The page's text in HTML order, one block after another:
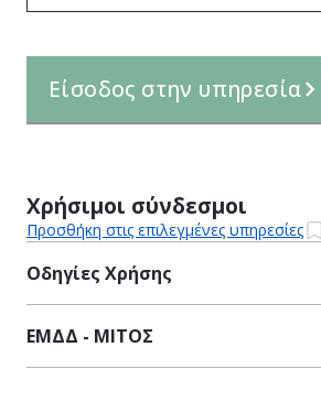
Είσοδος στην υπηρεσία
Χρήσιμοι σύνδεσμοι
Προσθήκη στις επιλεγμένες υπηρεσίες
Οδηγίες Χρήσης
ΕΜΔΔ - ΜΙΤΟΣ